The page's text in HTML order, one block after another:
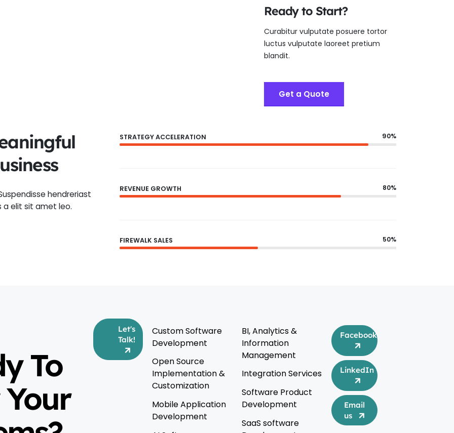
Ready to Start?
Curabitur vulputate posuere tortor
luctus vulputate laoreet pretium
blandit.
Get a Quote
hendreriast
a elit sit amet leo.
STRATEGY ACCELERATION 90%
REVENUE GROWTH 80%
FIREWALK SALES 50%
To
Let's
Talk!
Custom Software
Development
Open Source
Implementation &
Customization
Mobile Application
Development
BI, Analytics &
Information
Management
Integration Services
Software Product
Development
SaaS software
Facebook
LinkedIn
Email
us